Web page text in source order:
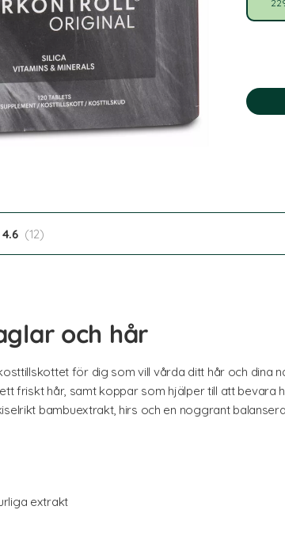
4.6
och hår
för dig som vill vårda ditt hår och dina
friskt hår, samt koppar som hjälper till att
bambuextrakt, hirs och en noggrant
extrakt